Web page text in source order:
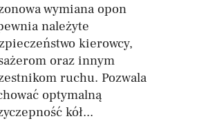
wymiana opon
należyte
kierowcy,
oraz innym
ruchu. Pozwala
optymalną
kół...